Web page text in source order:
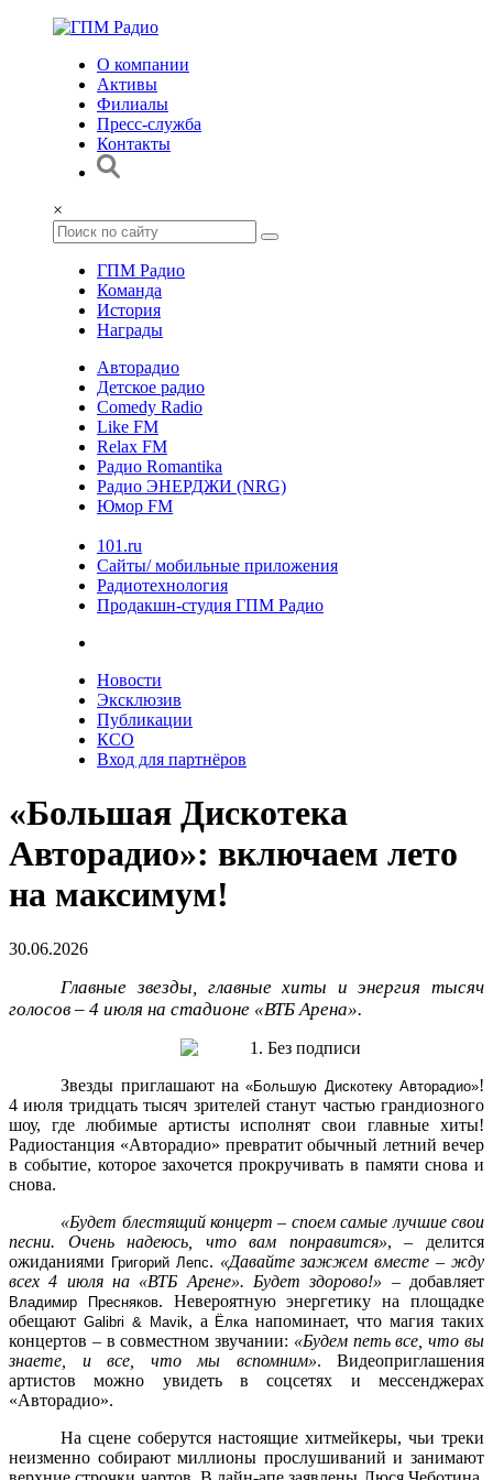
О компании
Активы
Филиалы
Пресс-служба
Контакты
×
ГПМ Радио
Команда
История
Награды
Авторадио
Детское радио
Comedy Radio
Like FM
Relax FM
Радио Romantika
Радио ЭНЕРДЖИ (NRG)
Юмор FM
101.ru
Сайты/ мобильные приложения
Радиотехнология
Продакшн-студия ГПМ Радио
Новости
Эксклюзив
Публикации
КСО
Вход для партнёров
«Большая Дискотека
Авторадио»: включаем лето
на максимум!
30.06.2026
Главные звезды, главные хиты и энергия тысяч
голосов – 4 июля на стадионе «ВТБ Арена».
Звезды приглашают на«Большую Дискотеку Авторадио»!
4 июля тридцать тысяч зрителей станут частью грандиозного
шоу, где любимые артисты исполнят свои главные хиты!
Радиостанция «Авторадио» превратит обычный летний вечер
в событие, которое захочется прокручивать в памяти снова и
снова.
«Будет блестящий концерт – споем самые лучшие свои
песни. Очень надеюсь, что вам понравится», – делится
ожиданиями Григорий Лепс. «Давайте зажжем вместе – жду
всех 4 июля на «ВТБ Арене». Будет здорово!» – добавляет
Владимир Пресняков. Невероятную энергетику на площадке
обещают Galibri & Mavik, а Ёлка напоминает, что магия таких
концертов – в совместном звучании: «Будем петь все, что вы
знаете, и все, что мы вспомним». Видеоприглашения
артистов можно увидеть в соцсетях и мессенджерах
«Авторадио».
На сцене соберутся настоящие хитмейкеры, чьи треки
неизменно собирают миллионы прослушиваний и занимают